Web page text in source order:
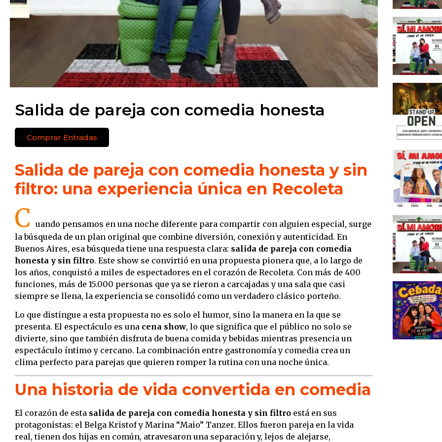
Salida de pareja con comedia honesta
Comprar Entradas
Salida de pareja con comedia honesta y sin
filtro: una experiencia única en Recoleta
C uando pensamos en una noche diferente para compartir con alguien especial, surge
la búsqueda de un plan original que combine diversión, conexión y autenticidad. En
Buenos Aires, esa búsqueda tiene una respuesta clara: salida de pareja con comedia
honesta y sin filtro. Este show se convirtió en una propuesta pionera que, a lo largo de
los años, conquistó a miles de espectadores en el corazón de Recoleta. Con más de 400
funciones, más de 15.000 personas que ya se rieron a carcajadas y una sala que casi
siempre se llena, la experiencia se consolidó como un verdadero clásico porteño.
Lo que distingue a esta propuesta no es solo el humor, sino la manera en la que se
presenta. El espectáculo es una cena show, lo que significa que el público no solo se
divierte, sino que también disfruta de buena comida y bebidas mientras presencia un
espectáculo íntimo y cercano. La combinación entre gastronomía y comedia crea un
clima perfecto para parejas que quieren romper la rutina con una noche única.
Una historia de vida convertida en comedia
El corazón de esta salida de pareja con comedia honesta y sin filtro está en sus
protagonistas: el Belga Kristof y Marina “Maio” Tanzer. Ellos fueron pareja en la vida
real, tienen dos hijas en común, atravesaron una separación y, lejos de alejarse,
de
La
Un
Un
cerca
Un
Up
Una
Un
La
De la
Un